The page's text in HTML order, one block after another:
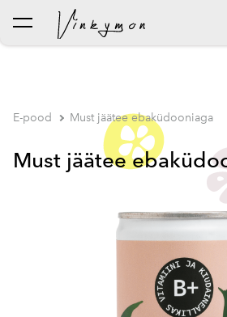
lisati ostukorvi.
E-pood Must jäätee ebaküdooniaga
Must jäätee